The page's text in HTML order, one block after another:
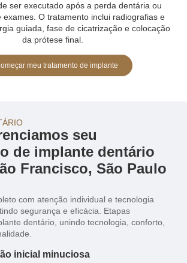
ser executado após a perda dentária ou
exames. O tratamento inclui radiografias e
guiada, fase de cicatrização e colocação
da prótese final.
meu tratamento de implante
seu
de implante dentário
Francisco, São Paulo
com atenção individual e tecnologia
segurança e eficácia. Etapas
dentário, unindo tecnologia, conforto,
inicial minuciosa